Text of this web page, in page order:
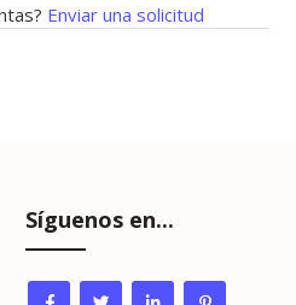
Enviar una solicitud
Síguenos en...